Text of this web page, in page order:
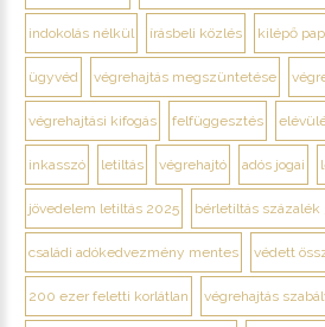
indokolás nélkül írásbeli közlés kilépő
ügyvéd végrehajtás megszüntetése
végrehajtási kifogás felfüggesztés
inkasszó letiltás végrehajtó adós jogai
jövedelem letiltás 2025 bérletiltás százalék
családi adókedvezmény mentes védett
200 ezer feletti korlátlan végrehajtás